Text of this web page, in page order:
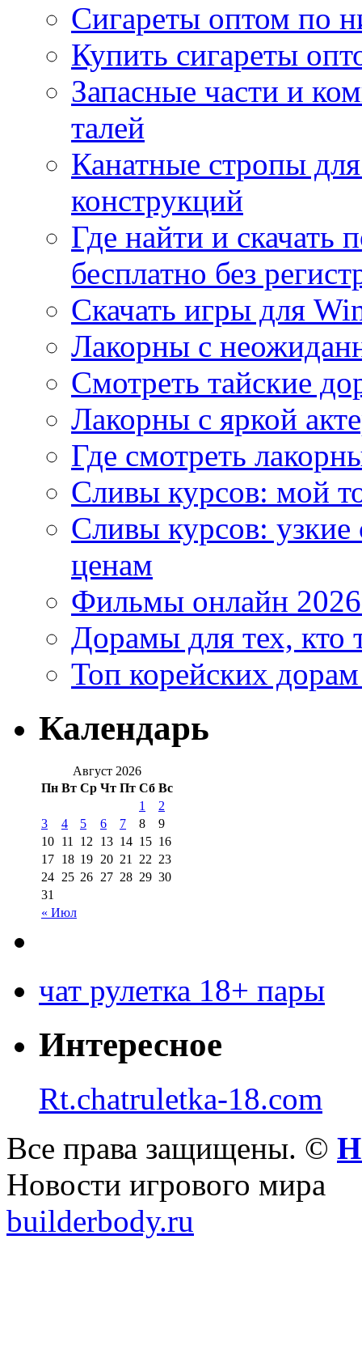
Сигареты оптом по
Купить сигареты
Запасные части и
талей
Канатные стропы
конструкций
Где найти и
бесплатно без
Скачать игры для
Лакорны с
Смотреть тайские
Лакорны с яркой
Где смотреть
Сливы курсов: мой
Сливы курсов:
ценам
Фильмы онлайн
Дорамы для тех, кто
Топ корейских
Календарь
Август 2026
Пн Вт Ср Чт Пт Сб Вс
« Июл
1
2
3
4 5 6 7 8
9
10 11 12 13 14 15 16
17 18 19 20 21 22 23
24 25 26 27 28 29 30
31
чат рулетка 18+ пары
Интересное
Rt.chatruletka-18.com
Все права защищены. ©
Новости игрового мира
builderbody.ru